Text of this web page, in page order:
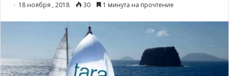
18 ноября , 2018 30 1 минута на прочтение